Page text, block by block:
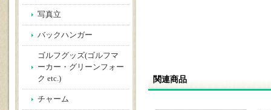
写真立
バックハンガー
ゴルフグッズ(ゴルフマ
ーカー・グリーンフォー
ク etc.)
チャーム
関連商品